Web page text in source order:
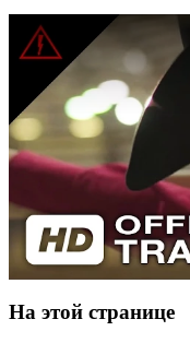
На этой странице